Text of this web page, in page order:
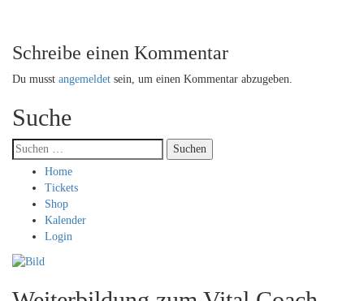
Schreibe einen Kommentar
Du musst angemeldet sein, um einen Kommentar abzugeben.
Suche
Suchen
nach:
Home
Tickets
Shop
Kalender
Login